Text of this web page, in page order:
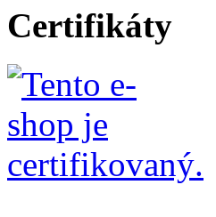
Certifikáty